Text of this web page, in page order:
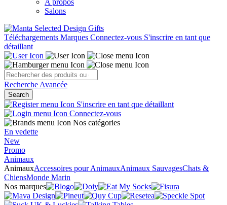
A propos
Salons
Téléchargements Marques Connectez-vous S'inscrire en tant que
détaillant
Recherche Avancée
Search
S'inscrire en tant que détaillant
Connectez-vous
Nos catégories
En vedette
New
Promo
Animaux
AnimauxAccessoires pour AnimauxAnimaux SauvagesChats &
ChiensMonde Marin
Nos marques